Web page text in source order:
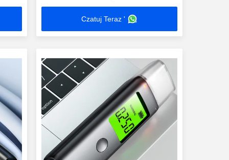
półprzewodnikowym
Czatuj Teraz '